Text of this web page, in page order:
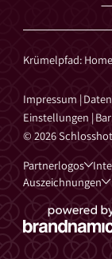
Krümelpfad: Home
Impressum |
Einstellungen |
© 2026
Partnerlogos
Auszeichnungen